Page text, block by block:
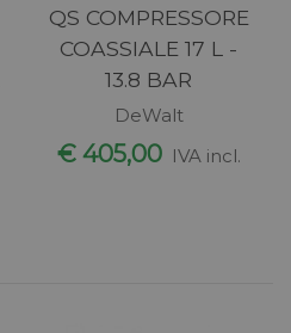
QS COMPRESSORE
COASSIALE 17 L -
13.8 BAR
DeWalt
€ 405,00 IVA incl.